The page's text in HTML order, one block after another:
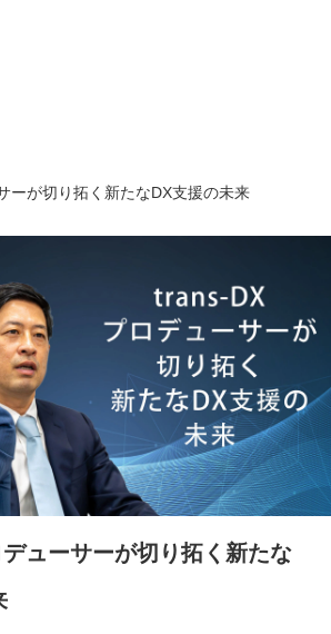
ーが切り拓く新たなDX支援の未来
ューサーが切り拓く新たな